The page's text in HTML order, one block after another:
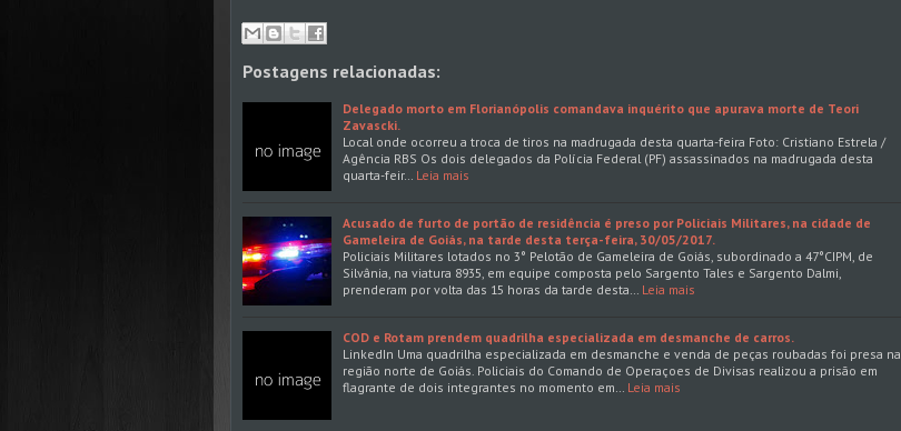
Postagens relacionadas:
Delegado morto em Florianópolis comandava inquérito que apurava morte de Teori
Zavascki.
Local onde ocorreu a troca de tiros na madrugada desta quarta-feira Foto: Cristiano Estrela /
Agência RBS Os dois delegados da Polícia Federal (PF) assassinados na madrugada desta
quarta-feir…
Leia mais
Acusado de furto de portão de residência é preso por Policiais Militares, na cidade de
Gameleira de Goiás, na tarde desta terça-feira, 30/05/2017.
Policiais Militares lotados no 3° Pelotão de Gameleira de Goiás, subordinado a 47°CIPM, de
Silvânia, na viatura 8935, em equipe composta pelo Sargento Tales e Sargento Dalmi,
prenderam por volta das 15 horas da tarde desta…
Leia mais
COD e Rotam prendem quadrilha especializada em desmanche de carros.
LinkedIn Uma quadrilha especializada em desmanche e venda de peças roubadas foi presa na
região norte de Goiás. Policiais do Comando de Operaçoes de Divisas realizou a prisão em
flagrante de dois integrantes no momento em…
Leia mais